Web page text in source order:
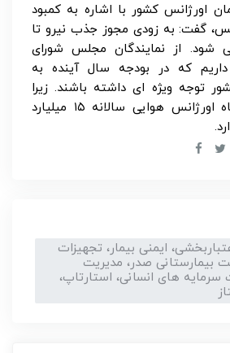
اورژانس کشور با اشاره به کمبود
گفت: به زودی مجوز جذب نیرو تا
شود. از نمایندگان مجلس شورای
که در بودجه سال آینده به
توجه ویژه ای داشته باشند. زیرا
برای مثال، هر پایگاه اورژانس هوایی سالانه ۱۵ میلیارد
ایمنی بیمار، تجهیزات
بیمارستانی صدر، مدیریت
سرمایه های انسانی، استارتاپ،